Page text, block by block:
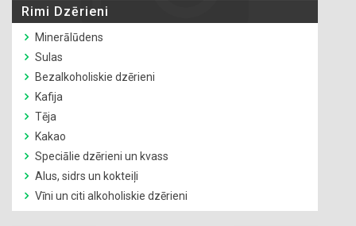
Rimi Dzērieni
Minerālūdens
Sulas
Bezalkoholiskie dzērieni
Kafija
Tēja
Kakao
Speciālie dzērieni un kvass
Alus, sidrs un kokteiļi
Vīni un citi alkoholiskie dzērieni